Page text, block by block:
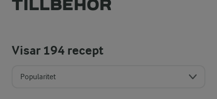
TILLBEHÖR
Visar194 recept
Popularitet